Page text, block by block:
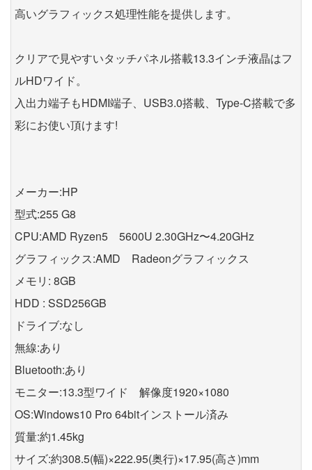
高いグラフィックス処理性能を提供します。
クリアで見やすいタッチパネル搭載13.3インチ液晶はフ
ルHDワイド。
入出力端子もHDMI端子、USB3.0搭載、Type-C搭載で多
彩にお使い頂けます!
メーカー:HP
型式:255 G8
CPU:AMD Ryzen5 5600U 2.30GHz〜4.20GHz
グラフィックス:AMD Radeonグラフィックス
メモリ: 8GB
HDD : SSD256GB
ドライブ:なし
無線:あり
Bluetooth:あり
モニター:13.3型ワイド 解像度1920×1080
OS:Windows10 Pro 64bitインストール済み
質量:約1.45kg
サイズ:約308.5(幅)×222.95(奥行)×17.95(高さ)mm